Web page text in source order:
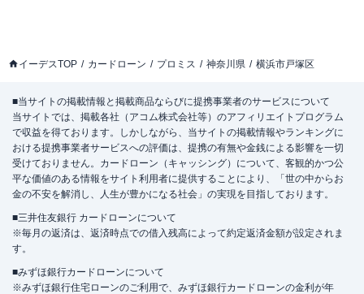
イーデスTOP カードローン プロミス 神奈川県 横浜市戸塚区
■当サイトの掲載情報と掲載商品ならびに提携事業者のサービスについて
当サイトでは、掲載各社（アコム株式会社等）のアフィリエイトプログラム
で収益を得ております。しかしながら、当サイトの掲載情報やランキングに
おける提携事業者サービスへの評価は、提携の有無や金銭による影響を一切
受けておりません。カードローン（キャッシング）について、客観的かつ公
平な価値のある情報をサイト利用者に提供することにより、「世の中からお
金の不安を解消し、人生が豊かになる社会」の実現を目指しております。
■三井住友銀行 カードローンについて
※毎月の返済は、返済時点での借入残高によって約定返済金額が設定されま
す。
■みずほ銀行カードローンについて
※みずほ銀行住宅ローンのご利用で、みずほ銀行カードローンの金利が年